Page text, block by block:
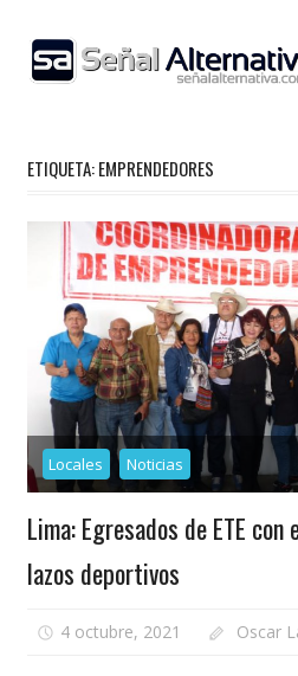
content
ETIQUETA:EMPRENDEDORES
Locales Noticias
Lima: Egresados de ETE
lazos deportivos
4 octubre, 2021 Oscar